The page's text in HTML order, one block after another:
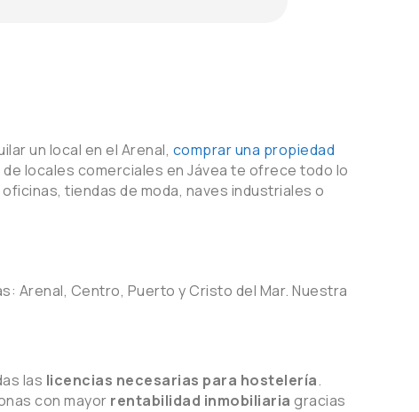
un local en el Arenal, comprar una propiedad
locales comerciales en Jávea te ofrece todo lo
tiendas de moda, naves industriales o
Arenal, Centro, Puerto y Cristo del Mar. Nuestra
las licencias necesarias para hostelería.
con mayor rentabilidad inmobiliaria gracias